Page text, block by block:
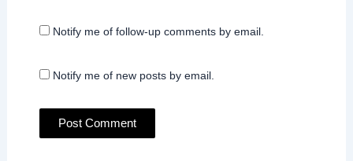
Notify me of follow-up comments by email.
Notify me of new posts by email.